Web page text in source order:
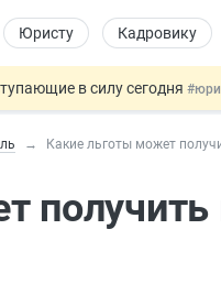
Юристу Кадровику
в силу сегодня
пропишут в ТК РФ#кадровику
трудовых и ГПХ-
Какие льготы может